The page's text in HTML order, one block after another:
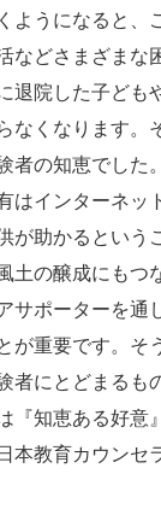
ようになると、
などさまざまな
退院した子ども
なくなります。
の知恵でした。
はインターネッ
が助かるという
土の醸成にもつ
サポーターを通
が重要です。そ
者にとどまるも
『知恵ある好意
本教育カウンセ